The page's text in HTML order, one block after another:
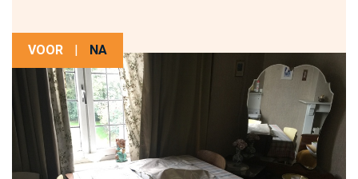
VOOR | NA